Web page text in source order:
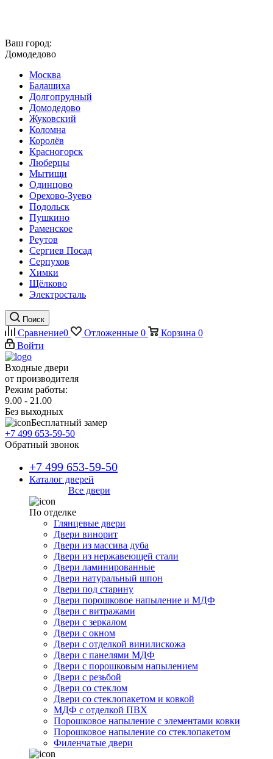
Ваш город:
Домодедово
Москва
Балашиха
Долгопрудный
Домодедово
Жуковский
Коломна
Королёв
Красногорск
Люберцы
Мытищи
Одинцово
Орехово-Зуево
Подольск
Пушкино
Раменское
Реутов
Сергиев Посад
Серпухов
Химки
Щёлково
Электросталь
Поиск
Сравнение0 Отложенные 0 Корзина 0
Войти
Входные двери
от производителя
Режим работы:
9.00 - 21.00
Без выходных
Бесплатный замер
+7 499 653-59-50
Обратный звонок
+7 499 653-59-50
Каталог дверей
Все двери
По отделке
Глянцевые двери
Двери винорит
Двери из массива дуба
Двери из нержавеющей стали
Двери ламинированные
Двери натуральный шпон
Двери под старину
Двери порошковое напыление и МДФ
Двери с витражами
Двери с зеркалом
Двери с окном
Двери с отделкой винилискожа
Двери с панелями МДФ
Двери с порошковым напылением
Двери с резьбой
Двери со стеклом
Двери со стеклопакетом и ковкой
МДФ с отделкой ПВХ
Порошковое напыление с элементами ковки
Порошковое напыление со стеклопакетом
Филенчатые двери